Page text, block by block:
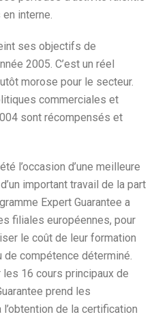
interne.
ses objectifs de
2005. C’est un réel
morose pour le secteur.
commerciales et
sont récompensés et
l’occasion d’une meilleure
important travail de la part
Expert Guarantee a
filiales européennes, pour
le coût de leur formation
de compétence déterminé.
16 cours principaux de
prend les
l’obtention de la certification